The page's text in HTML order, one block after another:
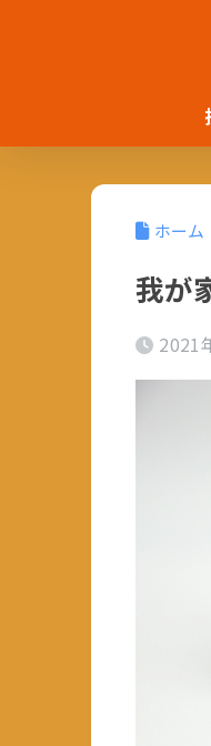
ホーム
我が
2021